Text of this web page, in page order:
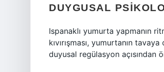
DUYGUSAL
Ispanaklı yumurta yapmanın
kıvırışması, yumurtanın
duyusal regülasyon açısından